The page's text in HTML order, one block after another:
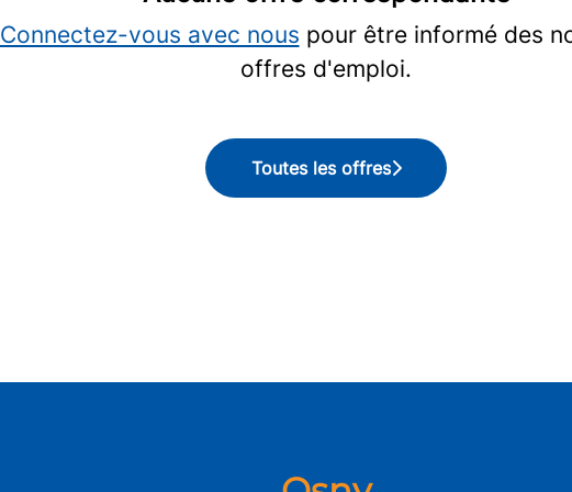
Connectez-vous avec nous pour être informé des
offres d'emploi.
Toutes les offres